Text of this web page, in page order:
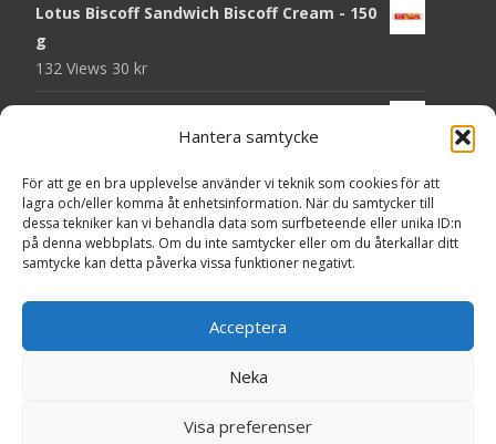
Hantera samtycke
För att ge en bra upplevelse använder vi teknik som cookies för att
lagra och/eller komma åt enhetsinformation. När du samtycker till
dessa tekniker kan vi behandla data som surfbeteende eller unika ID:n
på denna webbplats. Om du inte samtycker eller om du återkallar ditt
samtycke kan detta påverka vissa funktioner negativt.
Acceptera
Neka
Visa preferenser
Lotus Biscoff Sandwich Biscoff Cream - 150
g
132 Views 30 kr
Pringles Hot Kickin' Sour Cream Chips - 160
g
127 Views50kr
Powered by WordPress, Themei-craftby TemplatesNext.